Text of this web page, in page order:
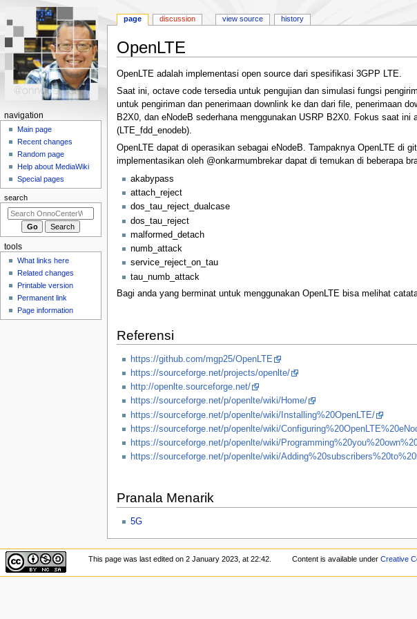
OpenLTE
Jump
to
navigation
Jump
to
search
OpenLTE adalah implementasi open source dari spesifikasi 3GPP LTE.
Saat ini, octave code tersedia untuk pengujian dan simulasi fungsi
untuk pengiriman dan penerimaan downlink ke dan dari file, penerimaan
B2X0, dan eNodeB sederhana menggunakan USRP B2X0. Fokus saat
(LTE_fdd_enodeb).
OpenLTE dapat di operasikan sebagai eNodeB. Tampaknya OpenLTE di
implementasikan oleh @onkarmumbrekar dapat di temukan di beberapa
akabypass
attach_reject
dos_tau_reject_dualcase
dos_tau_reject
malformed_detach
numb_attack
service_reject_on_tau
tau_numb_attack
Bagi anda yang berminat untuk menggunakan OpenLTE bisa melihat
Referensi
https://github.com/mgp25/OpenLTE
https://sourceforge.net/projects/openlte/
http://openlte.sourceforge.net/
https://sourceforge.net/p/openlte/wiki/Home/
https://sourceforge.net/p/openlte/wiki/Installing%20OpenLTE/
https://sourceforge.net/p/openlte/wiki/
https://sourceforge.net/p/openlte/wiki/
https://sourceforge.net/p/openlte/wiki/
Pranala Menarik
5G
N
a
o
n
m
page discussion view source history
navigation
Main page
Recent changes
Random page
Help about MediaWiki
Special pages
search
tools
What links here
Related changes
Printable version
Permanent link
Page information
This page was last edited on 2 January 2023, at 22:42. Content is available under Creative